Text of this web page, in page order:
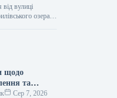
струмка
столиці
вулиці
озера, а
10:15 Фото:…
щодо
та
від
Сер 7, 2026